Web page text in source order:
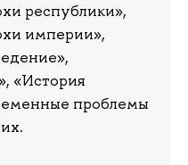
республики»,
империи»,
«История
проблемы